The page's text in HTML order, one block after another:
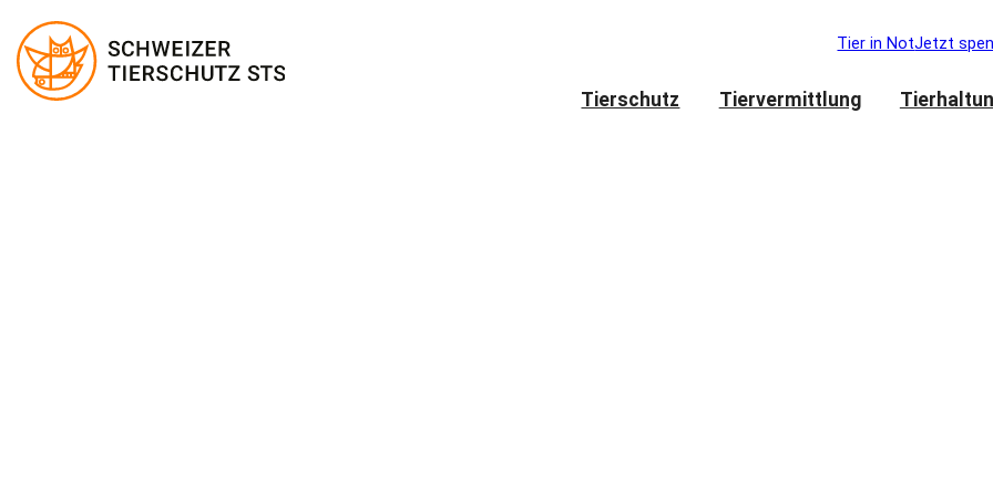
Tier in NotJetzt
Tierschutz Tiervermittlung